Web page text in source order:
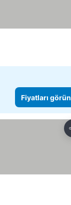
Fiyatları görün